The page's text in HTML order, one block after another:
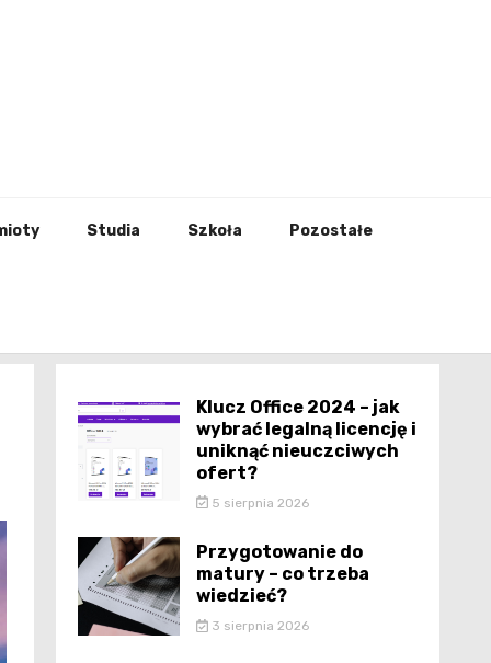
Studia Szkoła Pozostałe
Klucz Office 2024 – jak
wybrać legalną licencję i
uniknąć nieuczciwych
ofert?
5 sierpnia 2026
Przygotowanie do
matury – co trzeba
wiedzieć?
3 sierpnia 2026